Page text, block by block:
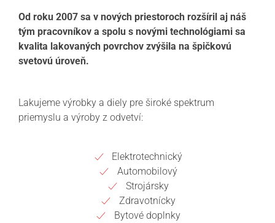
Od roku 2007 sa v nových priestoroch rozšíril aj náš
tým pracovníkov a spolu s novými technológiami sa
kvalita lakovaných povrchov zvýšila na špičkovú
svetovú úroveň.
Lakujeme výrobky a diely pre široké spektrum
priemyslu a výroby z odvetví:
Elektrotechnický
Automobilový
Strojársky
Zdravotnícky
Bytové doplnky